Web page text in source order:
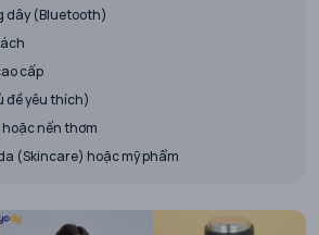
dây (Bluetooth)
cấp
đề yêu thích)
nến thơm
(Skincare) hoặc mỹ phẩm